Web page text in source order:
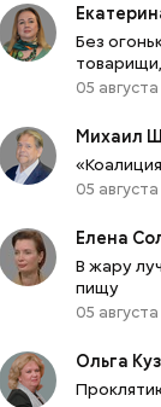
Без
05
Михаил
05
Елена
В жару
пищу
05
Ольга